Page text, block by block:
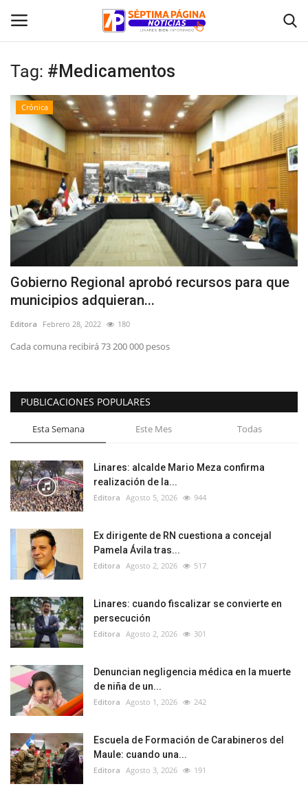
Inicio
Crónica
Policial
Tribunales
Deporte
Política
Espectáculos
Tag: #Medicamentos
Crónica
Gobierno Regional aprobó recursos para que
municipios adquieran...
Editora Febrero 28, 2022 180
Cada comuna recibirá 73 200 000 pesos
PUBLICACIONES POPULARES
Esta Semana Este Mes Todas
Linares: alcalde Mario Meza confirma
realización de la...
Editora Agosto 5, 2026 944
Ex dirigente de RN cuestiona a concejal
Pamela Ávila tras...
Editora Agosto 2, 2026 517
Linares: cuando fiscalizar se convierte en
persecución
Editora Agosto 2, 2026 301
Denuncian negligencia médica en la muerte
de niña de un...
Editora Agosto 1, 2026 242
Escuela de Formación de Carabineros del
Maule: cuando una...
Editora Agosto 3, 2026 191